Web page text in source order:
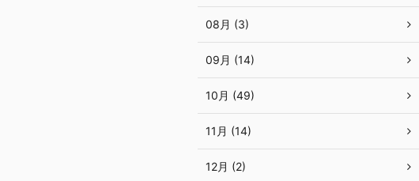
08月 (3)
09月 (14)
10月 (49)
11月 (14)
12月 (2)